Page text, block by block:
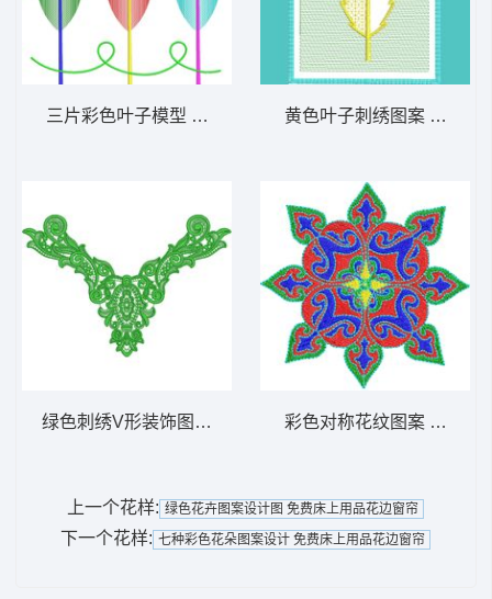
三片彩色叶子模型 免费床上用品花边窗帘
绿色刺绣V形装饰图案 免费床上用品花边窗帘
黄色叶子刺绣图案 免费床
彩色对称花纹图案 免费床
上一个花样: 绿色花卉图案设计图 免费床上用品花边窗帘
下一个花样: 七种彩色花朵图案设计 免费床上用品花边窗帘